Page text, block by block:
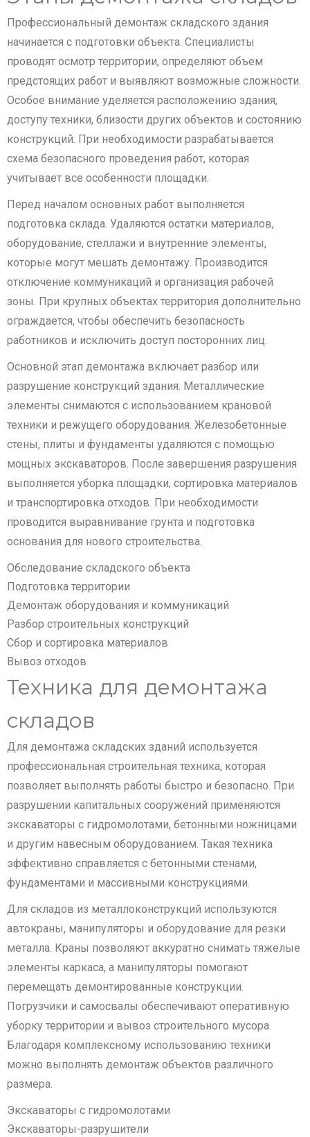
Профессиональный демонтаж складского здания
начинается с подготовки объекта. Специалисты
проводят осмотр территории, определяют объем
предстоящих работ и выявляют возможные сложности.
Особое внимание уделяется расположению здания,
доступу техники, близости других объектов и состоянию
конструкций. При необходимости разрабатывается
схема безопасного проведения работ, которая
учитывает все особенности площадки.
Перед началом основных работ выполняется
подготовка склада. Удаляются остатки материалов,
оборудование, стеллажи и внутренние элементы,
которые могут мешать демонтажу. Производится
отключение коммуникаций и организация рабочей
зоны. При крупных объектах территория дополнительно
ограждается, чтобы обеспечить безопасность
работников и исключить доступ посторонних лиц.
Основной этап демонтажа включает разбор или
разрушение конструкций здания. Металлические
элементы снимаются с использованием крановой
техники и режущего оборудования. Железобетонные
стены, плиты и фундаменты удаляются с помощью
мощных экскаваторов. После завершения разрушения
выполняется уборка площадки, сортировка материалов
и транспортировка отходов. При необходимости
проводится выравнивание грунта и подготовка
основания для нового строительства.
Обследование складского объекта
Подготовка территории
Демонтаж оборудования и коммуникаций
Разбор строительных конструкций
Сбор и сортировка материалов
Вывоз отходов
Техника для демонтажа
складов
Для демонтажа складских зданий используется
профессиональная строительная техника, которая
позволяет выполнять работы быстро и безопасно. При
разрушении капитальных сооружений применяются
экскаваторы с гидромолотами, бетонными ножницами
и другим навесным оборудованием. Такая техника
эффективно справляется с бетонными стенами,
фундаментами и массивными конструкциями.
Для складов из металлоконструкций используются
автокраны, манипуляторы и оборудование для резки
металла. Краны позволяют аккуратно снимать тяжелые
элементы каркаса, а манипуляторы помогают
перемещать демонтированные конструкции.
Погрузчики и самосвалы обеспечивают оперативную
уборку территории и вывоз строительного мусора.
Благодаря комплексному использованию техники
можно выполнять демонтаж объектов различного
размера.
Экскаваторы с гидромолотами
Экскаваторы-разрушители